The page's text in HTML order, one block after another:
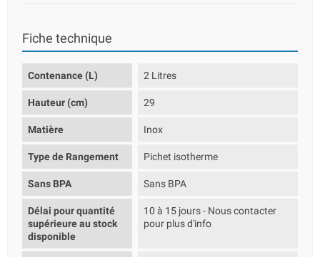
Fiche technique
Contenance (L) 2 Litres
Hauteur (cm) 29
Matière Inox
Type de Rangement Pichet isotherme
Sans BPA Sans BPA
Délai pour quantité
supérieure au stock
disponible
10 à 15 jours - Nous contacter
pour plus d'info